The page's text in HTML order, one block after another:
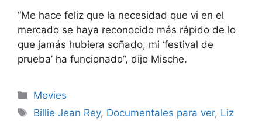
“Me hace feliz que la necesidad que vi en el
mercado se haya reconocido más rápido de lo
que jamás hubiera soñado, mi ‘festival de
prueba’ ha funcionado”, dijo Mische.
Categories
Movies
Tags
Billie Jean Rey, Documentales para ver, Liz